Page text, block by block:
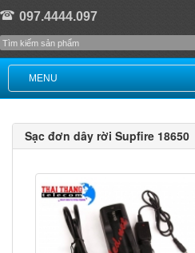
097.4444.097
MENU
Sạc đơn dây rời Supfire 18650